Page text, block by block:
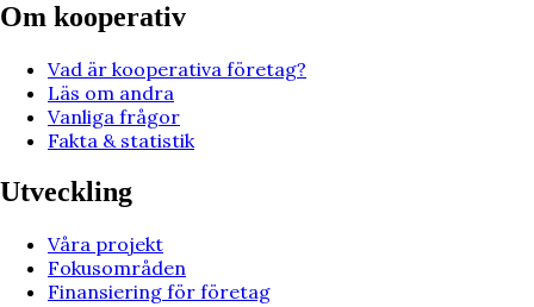
Om kooperativ
Vad är kooperativa företag?
Läs om andra
Vanliga frågor
Fakta & statistik
Utveckling
Våra projekt
Fokusområden
Finansiering för företag